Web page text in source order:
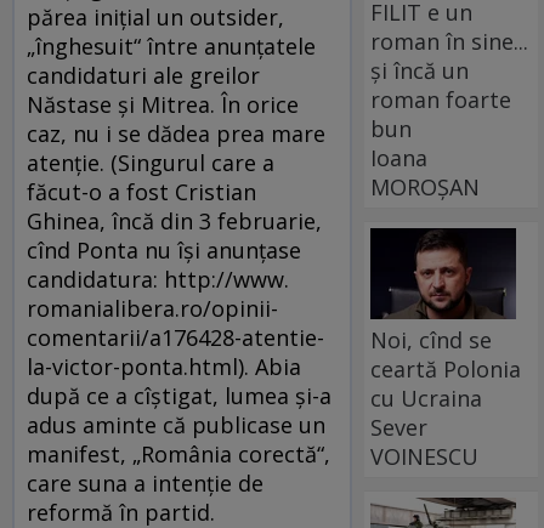
părea iniţial un outsider,
„înghesuit“ între anunţatele
candidaturi ale greilor
Năstase şi Mitrea. În orice
caz, nu i se dădea prea mare
atenţie. (Singurul care a
făcut-o a fost Cristian
Ghinea, încă din 3 februarie,
cînd Ponta nu îşi anunţase
candidatura: http://www.
romanialibera.ro/opinii-
comentarii/a176428-atentie-
la-victor-ponta.html). Abia
după ce a cîştigat, lumea şi-a
adus aminte că publicase un
manifest, „România corectă“,
care suna a intenţie de
reformă în partid.
FILIT e un
roman în sine...
și încă un
roman foarte
bun
Ioana
MOROȘAN
Noi, cînd se
ceartă Polonia
cu Ucraina
Sever
VOINESCU